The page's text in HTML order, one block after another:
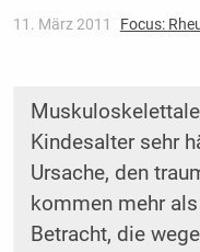
11. März 2011 Focus:
Kindesalter sehr
Ursache, den
kommen mehr
Betracht, die